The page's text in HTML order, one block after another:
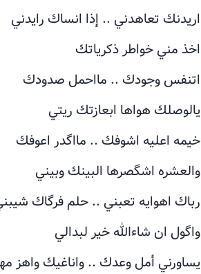
اريدنك تعاهدني .. إذا انساك رايدني
اخذ مني خواطر ذكرياتك
اتنفس وجودك .. مااحمل صدودك
يالوصلك هواها ابعازتك ريتي
خيمه اعليه اشوفك .. مااگدر اعوفك
والعشره اشگصرها البينك وبيني
رباك اهوايه تعبني .. حلم فرگاك
واگول ان شاءالله خير لبدالي
يساورني أمل وعدك .. واناغيك واهز